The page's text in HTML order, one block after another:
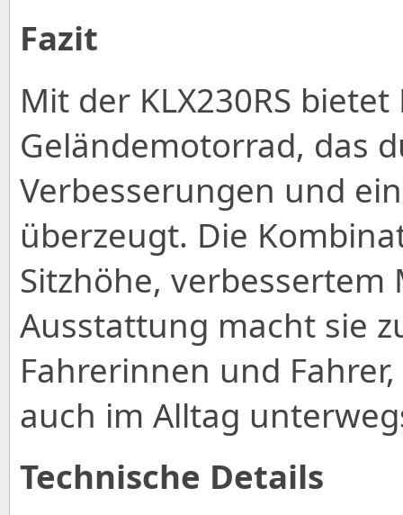
Fazit
Mit der KLX230RS
Geländemotorrad, das
Verbesserungen und
überzeugt. Die
Sitzhöhe,
Ausstattung macht sie
Fahrerinnen und
auch im Alltag
Technische Details